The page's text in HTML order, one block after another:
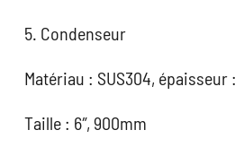
5. Condenseur
Matériau : SUS304, épaisseur
Taille : 6″, 900mm